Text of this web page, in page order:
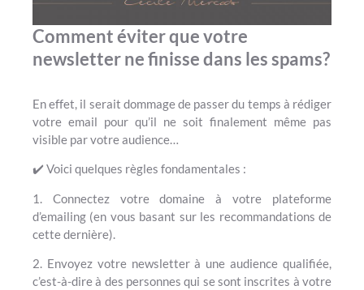
Comment éviter que votre
newsletter ne finisse dans les spams?
En effet, il serait dommage de passer du temps à rédiger
votre email pour qu’il ne soit finalement même pas
visible par votre audience…
✔️ Voici quelques règles fondamentales :
1. Connectez votre domaine à votre plateforme
d’emailing (en vous basant sur les recommandations de
cette dernière).
2. Envoyez votre newsletter à une audience qualifiée,
c’est-à-dire à des personnes qui se sont inscrites à votre